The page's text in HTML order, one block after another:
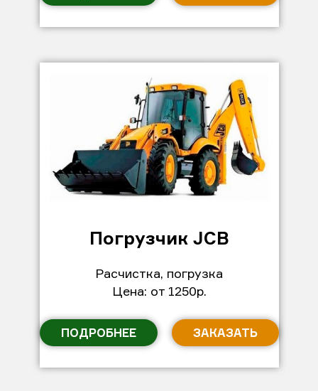
Погрузчик JCB
Расчистка, погрузка
Цена: от 1250р.
ПОДРОБНЕЕ ЗАКАЗАТЬ